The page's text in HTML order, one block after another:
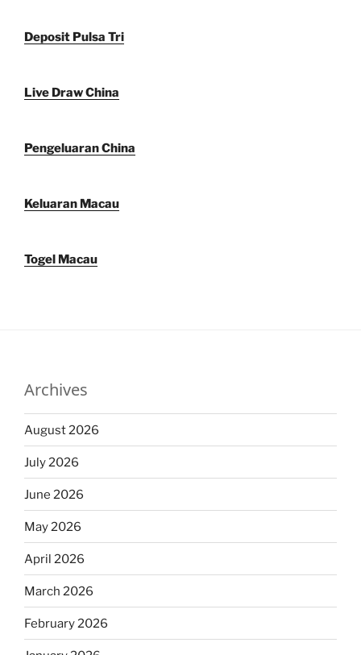
Deposit Pulsa Tri
Live Draw China
Pengeluaran China
Keluaran Macau
Togel Macau
Archives
August 2026
July 2026
June 2026
May 2026
April 2026
March 2026
February 2026